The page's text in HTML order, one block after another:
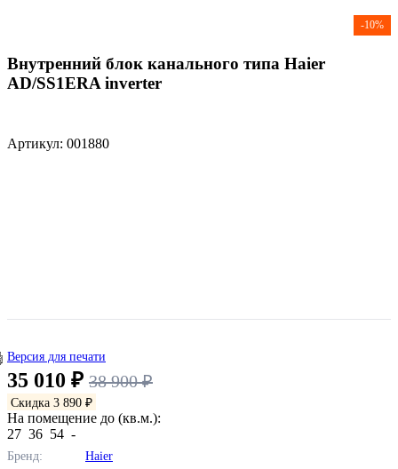
-10%
Внутренний блок канального типа Haier
AD/SS1ERA inverter
Артикул: 001880
Версия для печати
35 010 ₽ 38 900 ₽
Скидка 3 890 ₽
На помещение до (кв.м.):
27 36 54 -
Бренд:
Haier